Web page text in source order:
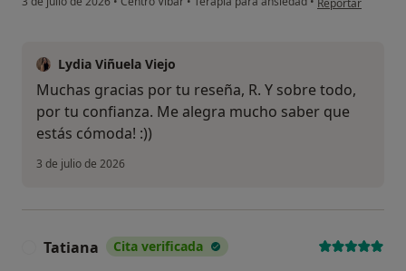
Reportar
Lydia Viñuela Viejo
Muchas gracias por tu reseña, R. Y sobre todo,
por tu confianza. Me alegra mucho saber que
estás cómoda! :))
3 de julio de 2026
Tatiana Cita verificada